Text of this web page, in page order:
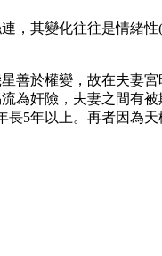
，其變化往往是情緒
善於權變，故在夫妻
奸險，夫妻之間有
5年以上。再者因為